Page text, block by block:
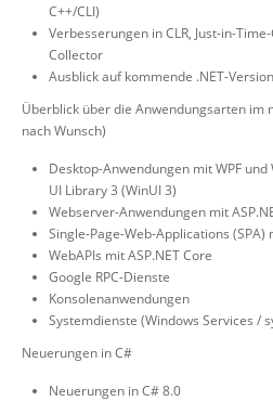
C++/CLI)
Verbesserungen in CLR, Just-in-
Collector
Ausblick auf kommende .NET-
Überblick über die Anwendungsarten im
nach Wunsch)
Desktop-Anwendungen mit WPF
UI Library 3 (WinUI 3)
Webserver-Anwendungen mit
Single-Page-Web-Applications (SPA)
WebAPIs mit ASP.NET Core
Google RPC-Dienste
Konsolenanwendungen
Systemdienste (Windows Services /
Neuerungen in C#
Neuerungen in C# 8.0